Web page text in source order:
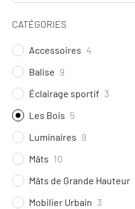
CATÉGORIES
Accessoires 4
Balise 9
Éclairage sportif 3
Les Bois 5
Luminaires 9
Mâts 10
Mâts de Grande Hauteur
Mobilier Urbain 3